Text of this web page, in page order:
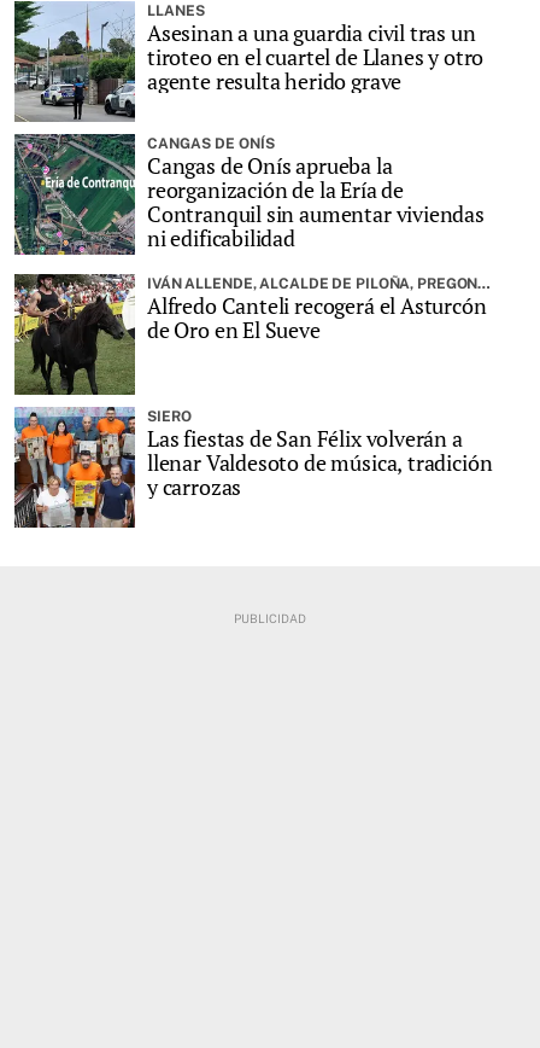
LLANES
Asesinan a una guardia civil tras un
tiroteo en el cuartel de Llanes y otro
agente resulta herido grave
CANGAS DE ONÍS
Cangas de Onís aprueba la
reorganización de la Ería de
Contranquil sin aumentar viviendas
ni edificabilidad
IVÁN ALLENDE, ALCALDE DE PILOÑA, PREGONARÁ LA FIESTA
Alfredo Canteli recogerá el Asturcón
de Oro en El Sueve
SIERO
Las fiestas de San Félix volverán a
llenar Valdesoto de música, tradición
y carrozas